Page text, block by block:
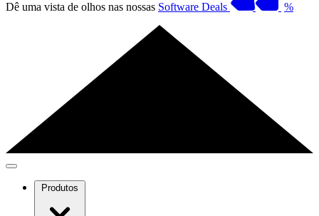
Dê uma vista de olhos nas nossas Software Deals %
Produtos